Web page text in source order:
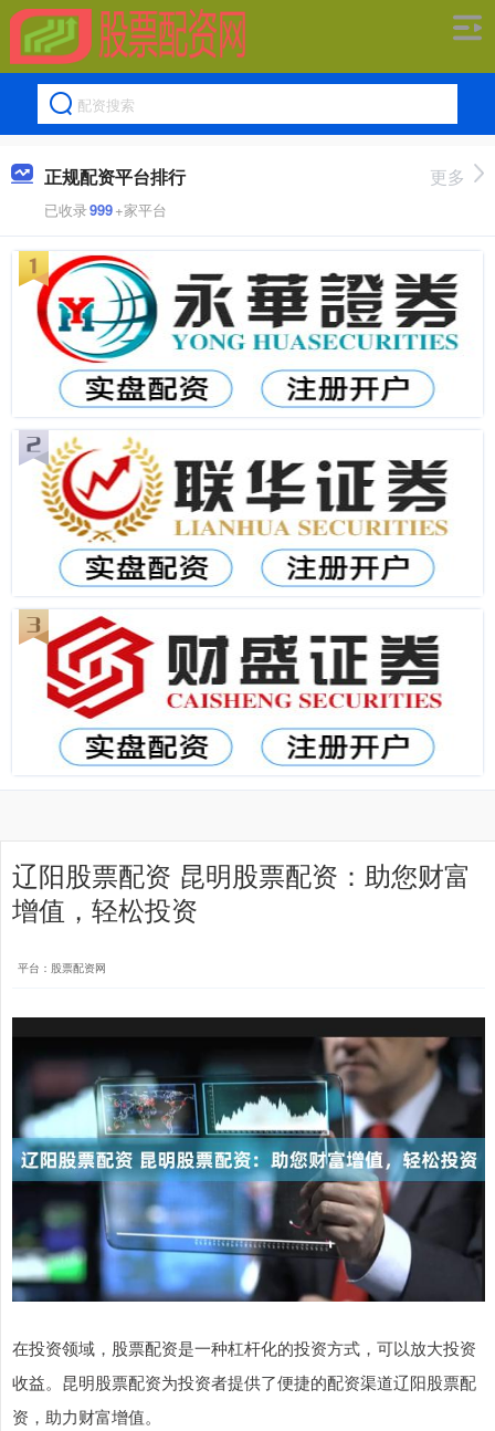
正规配资平台排行
已收录999+家平台
更多
辽阳股票配资 昆明股票配资：助您财富
增值，轻松投资
平台：股票配资网
在投资领域，股票配资是一种杠杆化的投资方式，可以放大投资
收益。昆明股票配资为投资者提供了便捷的配资渠道辽阳股票配
资，助力财富增值。